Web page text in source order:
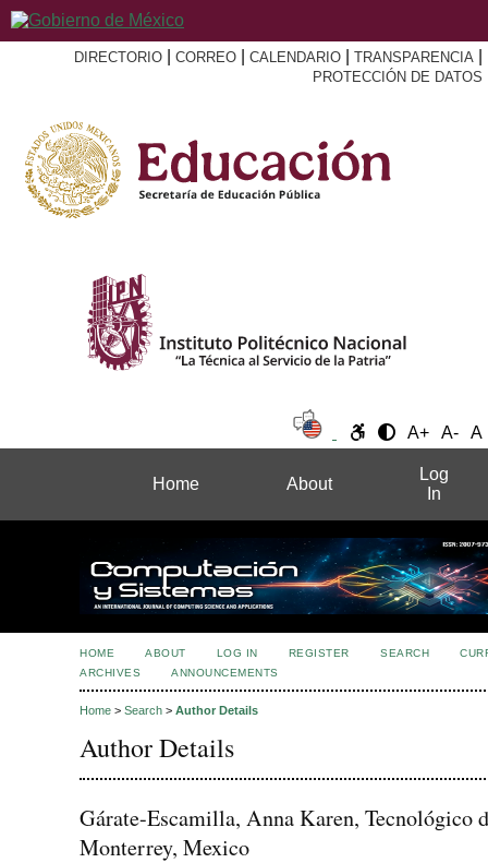
DIRECTORIO CORREO CALENDARIO TRANSPARENCIA
PROTECCIÓN DE DATOS
A+ A- A
Home About
Log
In
HOME ABOUT LOG IN REGISTER SEARCH
ARCHIVES
ANNOUNCEMENTS
Home > Search > Author Details
Author Details
Gárate-Escamilla, Anna Karen, Tecnológico
Monterrey, Mexico